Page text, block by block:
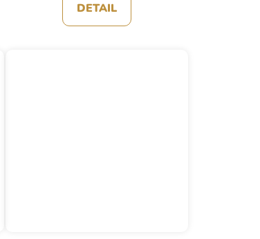
DETAIL